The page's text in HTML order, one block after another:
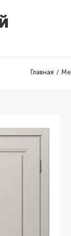
Главная